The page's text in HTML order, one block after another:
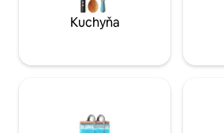
Kuchyňa